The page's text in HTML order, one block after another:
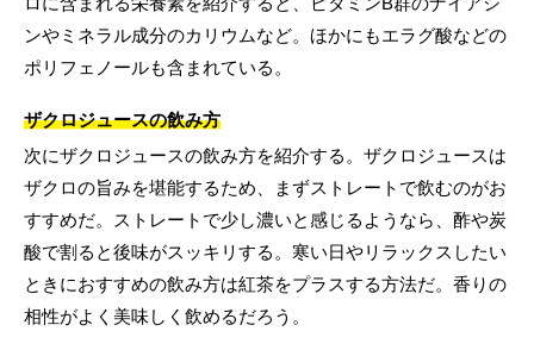
ンやミネラル成分のカリウムなど。ほかにもエラグ酸などの
ポリフェノールも含まれている。
ザクロジュースの飲み方
次にザクロジュースの飲み方を紹介する。ザクロジュースは
ザクロの旨みを堪能するため、まずストレートで飲むのがお
すすめだ。ストレートで少し濃いと感じるようなら、酢や炭
酸で割ると後味がスッキリする。寒い日やリラックスしたい
ときにおすすめの飲み方は紅茶をプラスする方法だ。香りの
相性がよく美味しく飲めるだろう。